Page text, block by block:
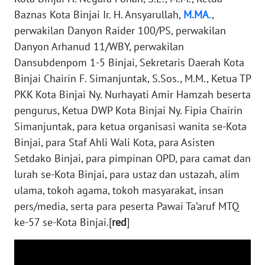
Baznas Kota Binjai Ir. H. Ansyarullah, M.MA.,
perwakilan Danyon Raider 100/PS, perwakilan
Danyon Arhanud 11/WBY, perwakilan
Dansubdenpom 1-5 Binjai, Sekretaris Daerah Kota
Binjai Chairin F. Simanjuntak, S.Sos., M.M., Ketua TP
PKK Kota Binjai Ny. Nurhayati Amir Hamzah beserta
pengurus, Ketua DWP Kota Binjai Ny. Fipia Chairin
Simanjuntak, para ketua organisasi wanita se-Kota
Binjai, para Staf Ahli Wali Kota, para Asisten
Setdako Binjai, para pimpinan OPD, para camat dan
lurah se-Kota Binjai, para ustaz dan ustazah, alim
ulama, tokoh agama, tokoh masyarakat, insan
pers/media, serta para peserta Pawai Ta’aruf MTQ
ke-57 se-Kota Binjai.[red]
WN
KALSEL
WN
KALTIM
WN
SULSEL
WN
GORONTALO
WN
SULUT